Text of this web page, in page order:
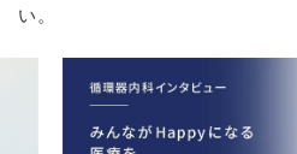
い。